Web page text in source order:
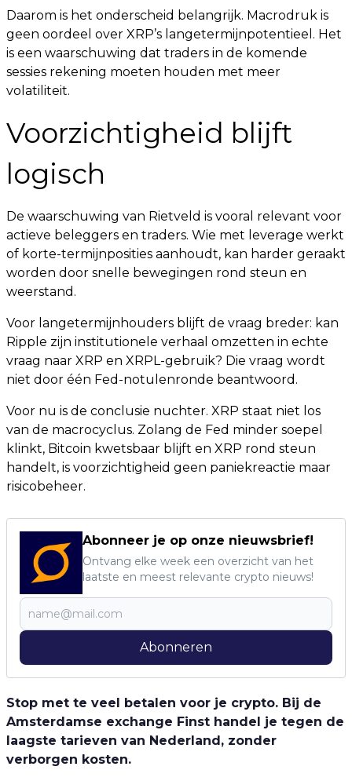
Daarom is het onderscheid belangrijk. Macrodruk is
geen oordeel over XRP’s langetermijnpotentieel. Het
is een waarschuwing dat traders in de komende
sessies rekening moeten houden met meer
volatiliteit.
Voorzichtigheid blijft
logisch
De waarschuwing van Rietveld is vooral relevant voor
actieve beleggers en traders. Wie met leverage werkt
of korte-termijnposities aanhoudt, kan harder geraakt
worden door snelle bewegingen rond steun en
weerstand.
Voor langetermijnhouders blijft de vraag breder: kan
Ripple zijn institutionele verhaal omzetten in echte
vraag naar XRP en XRPL-gebruik? Die vraag wordt
niet door één Fed-notulenronde beantwoord.
Voor nu is de conclusie nuchter. XRP staat niet los
van de macrocyclus. Zolang de Fed minder soepel
klinkt, Bitcoin kwetsbaar blijft en XRP rond steun
handelt, is voorzichtigheid geen paniekreactie maar
risicobeheer.
Abonneer je op onze nieuwsbrief!
Ontvang elke week een overzicht van het
laatste en meest relevante crypto nieuws!
Abonneren
Stop met te veel betalen voor je crypto. Bij de
Amsterdamse exchange Finst handel je tegen de
laagste tarieven van Nederland, zonder
verborgen kosten.